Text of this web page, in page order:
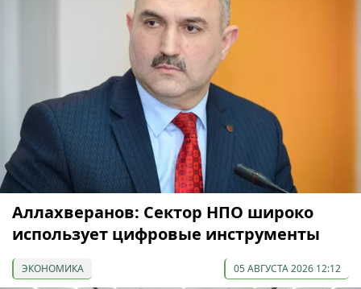
Аллахверанов: Сектор НПО широко
использует цифровые инструменты
ЭКОНОМИКА 05 АВГУСТА 2026 12:12